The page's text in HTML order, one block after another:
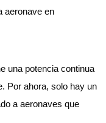
aeronave en
una potencia continua
Por ahora, solo hay un
a aeronaves que